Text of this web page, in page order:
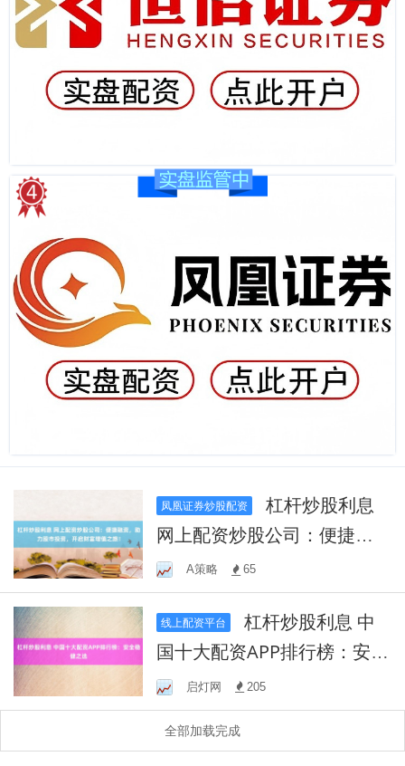
凤凰证券炒股配资
杠杆炒股利息
网上配资炒股公司：便捷融
资，助力股市投资，开启财
富增值之旅！
A策略 65
线上配资平台
杠杆炒股利息 中
国十大配资APP排行榜：安全
稳健之选
启灯网 205
全部加载完成